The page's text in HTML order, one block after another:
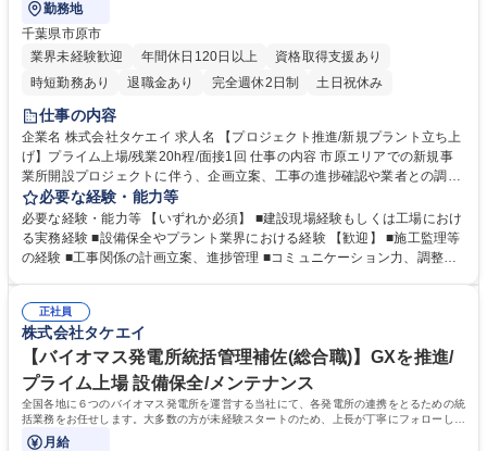
勤務地
千葉県市原市
業界未経験歓迎
年間休日120日以上
資格取得支援あり
時短勤務あり
退職金あり 完全週休2日制 土日祝休み
仕事の内容
企業名 株式会社タケエイ 求人名 【プロジェクト推進/新規プラント立ち上
げ】プライム上場/残業20h程/面接1回 仕事の内容 市原エリアでの新規事
業所開設プロジェクトに伴う、企画立案、工事の進捗確認や業者との調整
をお任せします。発注者として、コンサルと協力しながら元請業者への要
望事項の伝達や折衝をおこないます。 実際に工事状況を確認しながら工事
内容に関する打ち合わせも実施いたします。※工事実務は含みません ■工
場、プラント等の計画立案■元請け、コンサルとの工事内容の計画立案
げ】プライム上場/残業20h程/面接1回
必要な経験・能力等
必要な経験・能力等 【いずれか必須】 ■建設現場経験もしくは工場におけ
る実務経験 ■設備保全やプラント業界における経験 【歓迎】 ■施工監理等
の経験 ■工事関係の計画立案、進捗管理 ■コミュニケーション力、調整力
正社員
株式会社タケエイ
【バイオマス発電所統括管理補佐(総合職)】GXを推進/
プライム上場 設備保全/メンテナンス
全国各地に６つのバイオマス発電所を運営する当社にて、各発電所の連携をとるための統
括業務をお任せします。大多数の方が未経験スタートのため、上長が丁寧にフォローしま
す。
月給